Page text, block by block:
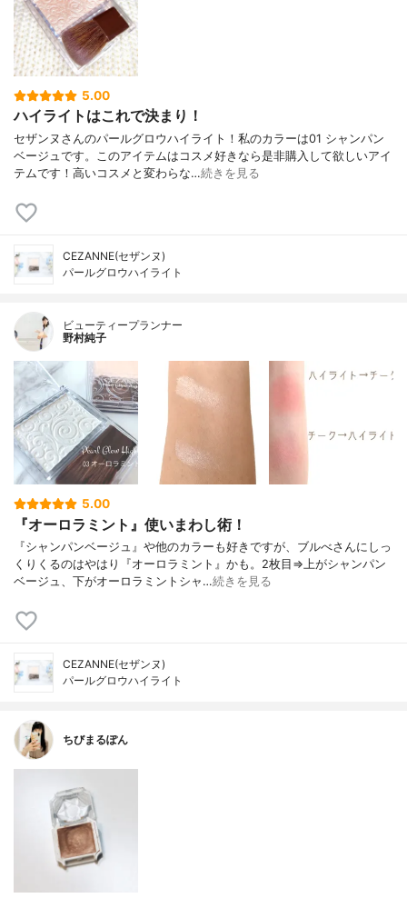
5.00
ハイライトはこれで決まり！
セザンヌさんのパールグロウハイライト！私のカラーは01 シャンパン
ベージュです。このアイテムはコスメ好きなら是非購入して欲しいアイ
テムです！高いコスメと変わらな…続きを見る
CEZANNE(セザンヌ)
パールグロウハイライト
ビューティープランナー
野村純子
5.00
『オーロラミント』使いまわし術！
『シャンパンベージュ』や他のカラーも好きですが、ブルべさんにしっ
くりくるのはやはり『オーロラミント』かも。2枚目⇒上がシャンパン
ベージュ、下がオーロラミントシャ…続きを見る
CEZANNE(セザンヌ)
パールグロウハイライト
ちびまるぽん